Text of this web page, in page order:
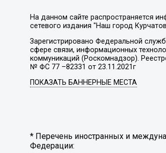
На данном сайте распространяется
сетевого издания "Наш город
Зарегистрировано Федеральной
сфере связи, информационных
коммуникаций (Роскомнадзор).
№ ФС 77 –82331 от 23.11.2021г
ПОКАЗАТЬ БАННЕРНЫЕ МЕСТА
* Перечень иностранных и
Федерации: